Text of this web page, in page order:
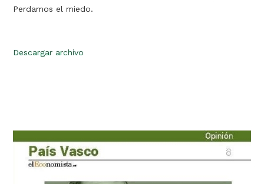
Perdamos el miedo.
Descargar archivo